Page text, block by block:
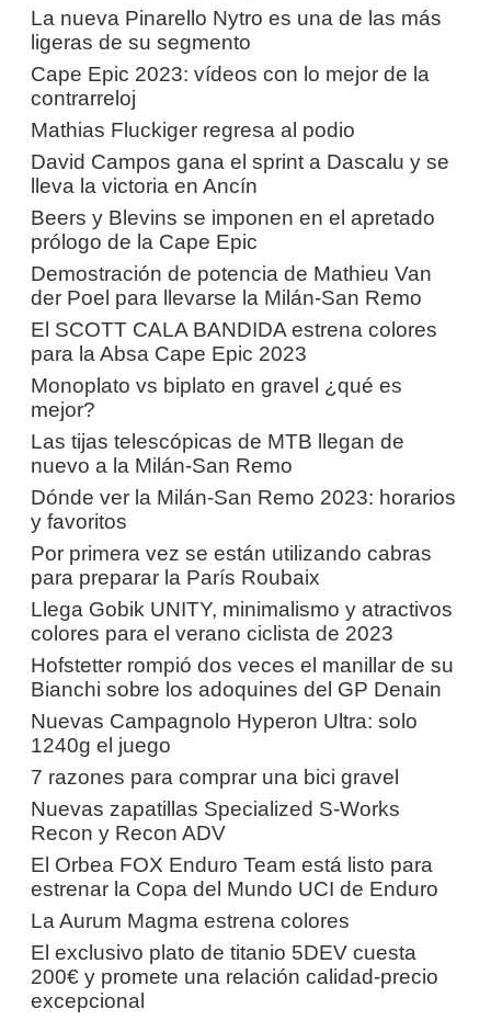
La nueva Pinarello Nytro es una de las más
ligeras de su segmento
Cape Epic 2023: vídeos con lo mejor de la
contrarreloj
Mathias Fluckiger regresa al podio
David Campos gana el sprint a Dascalu y se
lleva la victoria en Ancín
Beers y Blevins se imponen en el apretado
prólogo de la Cape Epic
Demostración de potencia de Mathieu Van
der Poel para llevarse la Milán-San Remo
El SCOTT CALA BANDIDA estrena colores
para la Absa Cape Epic 2023
Monoplato vs biplato en gravel ¿qué es
mejor?
Las tijas telescópicas de MTB llegan de
nuevo a la Milán-San Remo
Dónde ver la Milán-San Remo 2023: horarios
y favoritos
Por primera vez se están utilizando cabras
para preparar la París Roubaix
Llega Gobik UNITY, minimalismo y atractivos
colores para el verano ciclista de 2023
Hofstetter rompió dos veces el manillar de su
Bianchi sobre los adoquines del GP Denain
Nuevas Campagnolo Hyperon Ultra: solo
1240g el juego
7 razones para comprar una bici gravel
Nuevas zapatillas Specialized S-Works
Recon y Recon ADV
El Orbea FOX Enduro Team está listo para
estrenar la Copa del Mundo UCI de Enduro
La Aurum Magma estrena colores
El exclusivo plato de titanio 5DEV cuesta
200€ y promete una relación calidad-precio
excepcional